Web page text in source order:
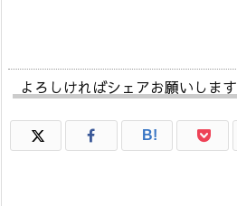
よろしければシェアお願いします
B!